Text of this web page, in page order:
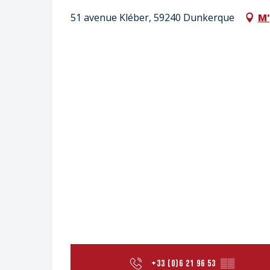
51 avenue Kléber, 59240 Dunkerque
+33 (0)6 21 96 53 ▒▒